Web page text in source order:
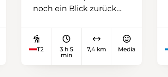
noch ein Blick zurück
hinüber zur Rigi oder
weiter ostwärts zu den
Mythen, bevor man in
T2
3 h 5
min
7,4 km Media